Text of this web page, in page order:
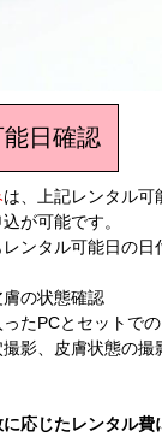
日確認
は、上記レンタル可
が可能です。
ンタル可能日の日
の状態確認
たPCとセットでの
影、皮膚状態の撮
応じたレンタル費